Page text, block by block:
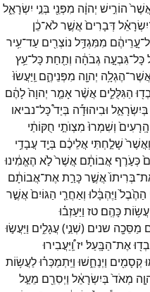
הוֹרִ֣ישׁ יְהוָ֔ה מִפְּנֵ֖י בְּנֵ֣י יִשְׂרָאֵ֑ל
יִשְׂרָאֵ֗לדְּבָרִים֙אֲשֶׁ֣רלֹא־כֵ֔ן
עָ֣רֵיהֶ֔ם מִמִּגְדַּ֥ל נוֹצְרִ֖ים עַד־עִ֥יר
כָּל־גִּבְעָ֣ה גְבֹהָ֔ה וְתַ֖חַתכָּל־עֵ֥ץ
הֶגְלָ֥ה יְהוָ֖ה מִפְּנֵיהֶ֑ם וַֽיַּעֲשׂוּ֙
הַגִּלֻּלִ֑ים אֲשֶׁ֨ראָמַ֤ר יְהוָה֙לָהֶ֔ם
בְּיִשְׂרָאֵ֣ל וּבִיהוּדָ֡ה בְּיַד֩כָּל־נביאו
הָֽרָעִים֙ וְשִׁמְרוּ֙ מִצְוֺתַ֣י חֻקּוֹתַ֔י
וַֽאֲשֶׁר֙ שָׁלַ֣חְתִּי אֲלֵיכֶ֔ם בְּיַ֖דעֲבָדַ֥י
כְּעֹ֣רֶף אֲבוֹתָ֔ם אֲשֶׁר֙לֹ֣א הֶאֱמִ֔ינוּ
בְּרִיתוֹ֙אֲשֶׁ֣רכָּרַ֣תאֶת־אֲבוֹתָ֔ם
הַהֶ֙בֶל֙ וַיֶּהְבָּ֔לוּ וְאַחֲרֵ֤י הַגּוֹיִם֙אֲשֶׁ֣ר
עֲשׂ֥וֹתכָּהֶֽם׃ טז וַיַּעַזְב֗וּ
מַסֵּכָ֖ה שנים (שְׁנֵ֣י)עֲגָלִ֑ים וַיַּעֲשׂ֣וּ
אֶת־הַבָּֽעַל׃ יזוַֽ֠יַּעֲבִירוּ
קְסָמִ֖ים וַיְנַחֵ֑שׁוּ וַיִּֽתְמַכְּר֗וּלַעֲשׂ֥וֹת
מְאֹד֙ בְּיִשְׂרָאֵ֔ל וַיְסִרֵ֖ם מֵעַ֣ל